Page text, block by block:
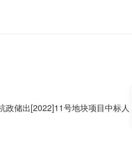
储出[2022]11号地块项目中标人